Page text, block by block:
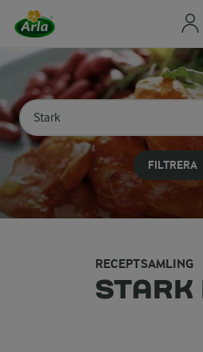
Sök på kategori eller ingrediens
Skriv in sökord för att få förslag
FILTRERA
RECEPTSAMLING
STARK